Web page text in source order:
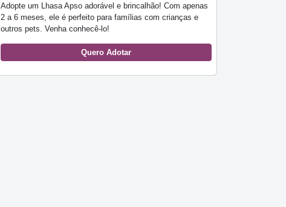
Adopte um Lhasa Apso adorável e brincalhão! Com apenas
2 a 6 meses, ele é perfeito para famílias com crianças e
outros pets. Venha conhecê-lo!
Quero Adotar